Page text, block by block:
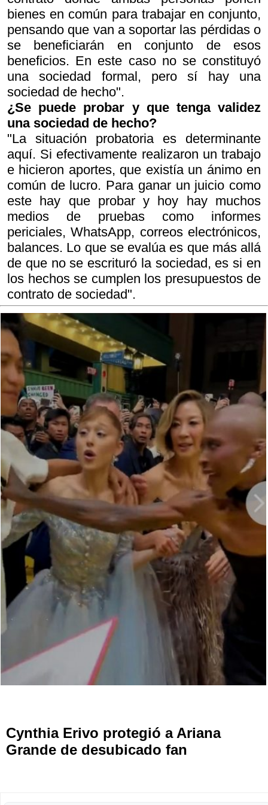
bienes en común para trabajar en conjunto,
pensando que van a soportar las pérdidas o
se beneficiarán en conjunto de esos
beneficios. En este caso no se constituyó
una sociedad formal, pero sí hay una
sociedad de hecho".
¿Se puede probar y que tenga validez
una sociedad de hecho?
"La situación probatoria es determinante
aquí. Si efectivamente realizaron un trabajo
e hicieron aportes, que existía un ánimo en
común de lucro. Para ganar un juicio como
este hay que probar y hoy hay muchos
medios de pruebas como informes
periciales, WhatsApp, correos electrónicos,
balances. Lo que se evalúa es que más allá
de que no se escrituró la sociedad, es si en
los hechos se cumplen los presupuestos de
contrato de sociedad".
Cynthia Erivo protegió a Ariana
Grande de desubicado fan